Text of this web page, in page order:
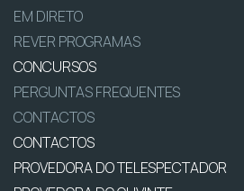
EM DIRETO
REVER PROGRAMAS
CONCURSOS
PERGUNTAS FREQUENTES
CONTACTOS
CONTACTOS
PROVEDORA DO TELESPECTADOR